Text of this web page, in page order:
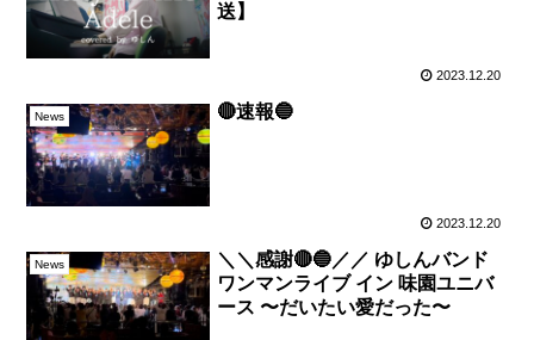
送】
2023.12.20
News 🔴速報🔵
2023.12.20
News
＼＼感謝🔴🔵／／ ゆしんバンド
ワンマンライブ イン 味園ユニバ
ース 〜だいたい愛だった〜